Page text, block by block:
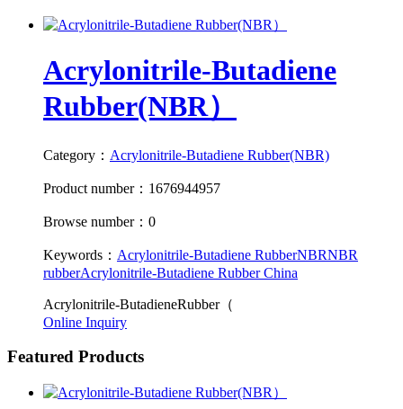
Acrylonitrile-Butadiene
Rubber(NBR）
Category： Acrylonitrile-Butadiene Rubber(NBR)
Product number：1676944957
Browse number：0
Keywords： Acrylonitrile-Butadiene RubberNBRNBR
rubberAcrylonitrile-Butadiene Rubber China
Acrylonitrile-ButadieneRubber（
Online Inquiry
Featured Products